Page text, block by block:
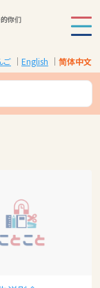
你们
ご English 简体中文